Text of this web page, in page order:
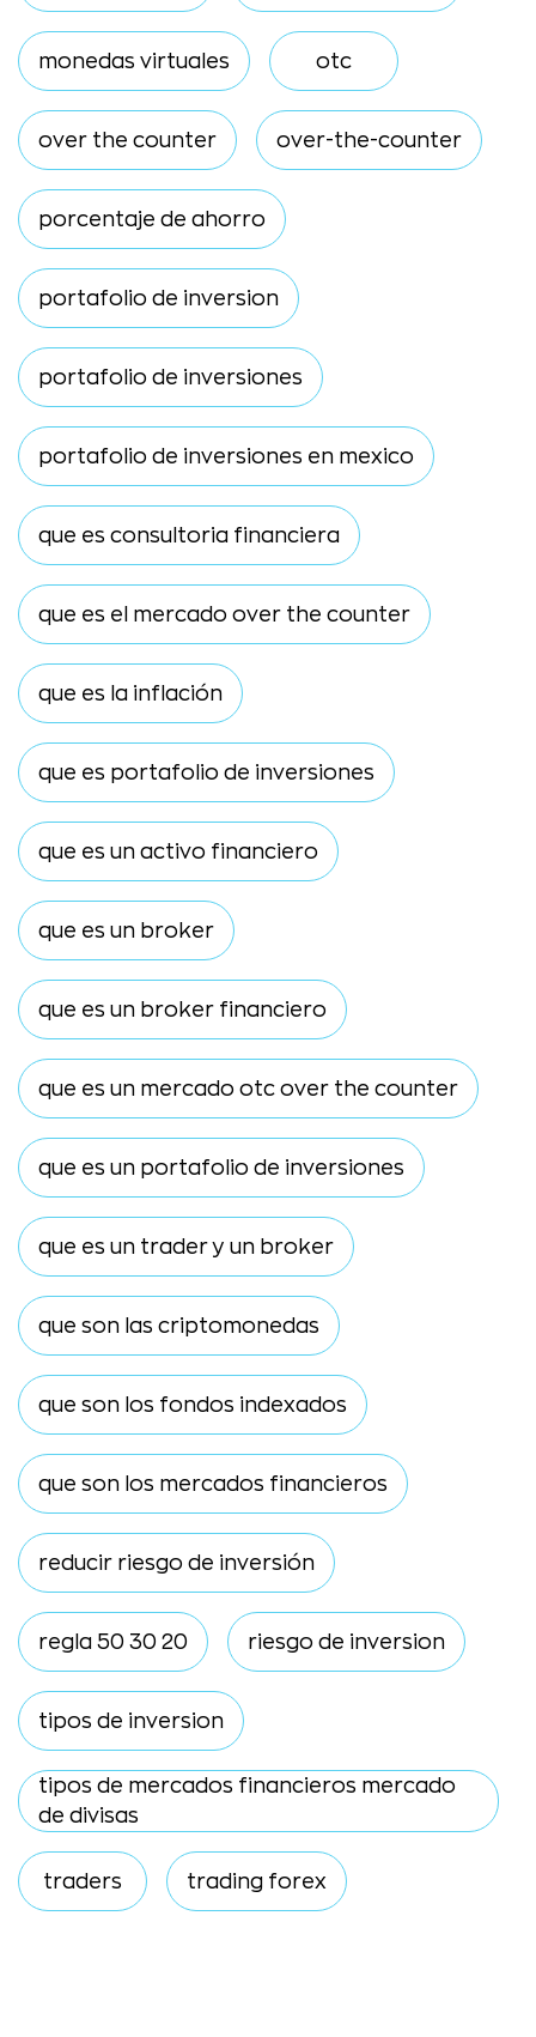
monedas virtuales otc
over the counter over-the-counter
porcentaje de ahorro
portafolio de inversion
portafolio de inversiones
portafolio de inversiones en mexico
que es consultoria financiera
que es el mercado over the counter
que es la inflación
que es portafolio de inversiones
que es un activo financiero
que es un broker
que es un broker financiero
que es un mercado otc over the counter
que es un portafolio de inversiones
que es un trader y un broker
que son las criptomonedas
que son los fondos indexados
que son los mercados financieros
reducir riesgo de inversión
regla 50 30 20 riesgo de inversion
tipos de inversion
tipos de mercados financieros mercado
de divisas
traders trading forex